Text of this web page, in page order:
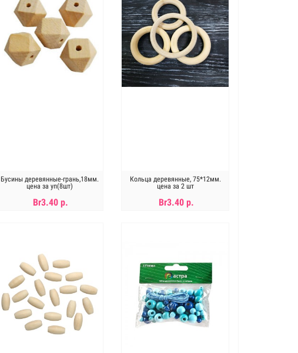
Бусины деревянные-грань,18мм.
цена за уп(8шт)
Br3.40 р.
Кольца деревянные, 75*12мм.
цена за 2 шт
Br3.40 р.